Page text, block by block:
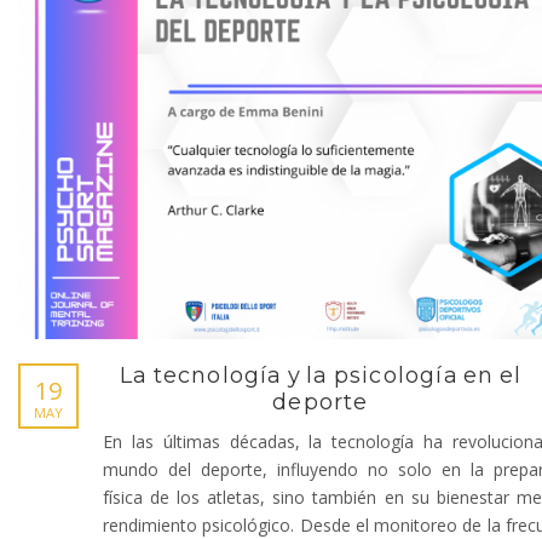
19
MAY
La tecnología y la psicología en el
deporte
En las últimas décadas, la tecnología ha
mundo del deporte, influyendo no solo en la
física de los atletas, sino también en su bienestar
rendimiento psicológico. Desde el monitoreo de la